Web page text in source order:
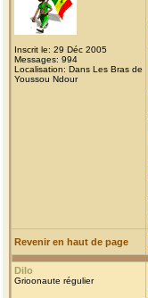
Inscrit le: 29 Déc 2005
Messages: 994
Localisation: Dans Les Bras de
Youssou Ndour
Revenir en haut de page
Dilo
Grioonaute régulier